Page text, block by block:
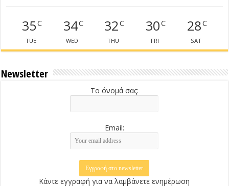
35C
TUE
34C
WED
32C
THU
30C
FRI
28C
SAT
Newsletter
Το όνομά σας:
Email:
Κάντε εγγραφή για να λαμβάνετε ενημέρωση